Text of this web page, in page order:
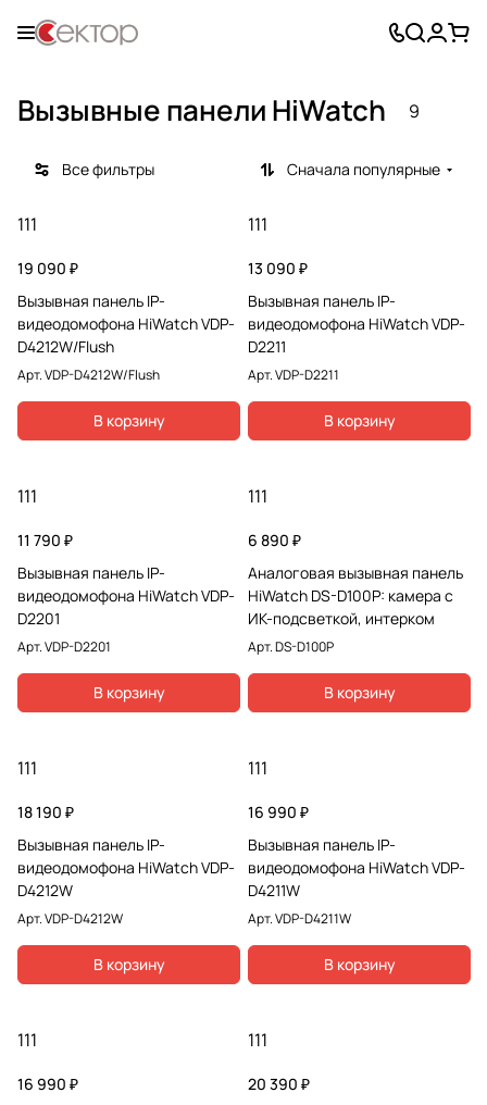
Вызывные панели HiWatch 9
Все фильтры Сначала популярные
111
19 090 ₽
Вызывная панель IP-
видеодомофона HiWatch VDP-
D4212W/Flush
Арт.VDP-D4212W/Flush
В корзину
111
13 090 ₽
Вызывная панель IP-
видеодомофона HiWatch VDP-
D2211
Арт.VDP-D2211
В корзину
111
11 790 ₽
Вызывная панель IP-
видеодомофона HiWatch VDP-
D2201
Арт.VDP-D2201
В корзину
111
6 890 ₽
Аналоговая вызывная панель
HiWatch DS-D100P: камера с
ИК-подсветкой, интерком
Арт.DS-D100P
В корзину
111
18 190 ₽
Вызывная панель IP-
видеодомофона HiWatch VDP-
D4212W
Арт.VDP-D4212W
В корзину
111
16 990 ₽
Вызывная панель IP-
видеодомофона HiWatch VDP-
D4211W
Арт.VDP-D4211W
В корзину
111
16 990 ₽
111
20 390 ₽